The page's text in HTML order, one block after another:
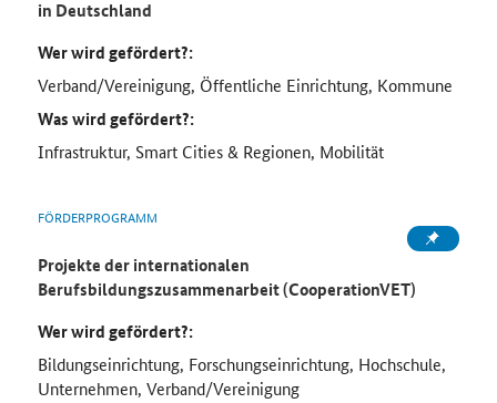
in Deutschland
Wer wird gefördert?:
Verband/Vereinigung, Öffentliche Einrichtung, Kommune
Was wird gefördert?:
Infrastruktur, Smart Cities & Regionen, Mobilität
FÖRDERPROGRAMM
Projekte der internationalen
Berufsbildungszusammenarbeit (CooperationVET)
Wer wird gefördert?:
Bildungseinrichtung, Forschungseinrichtung, Hochschule,
Unternehmen, Verband/Vereinigung